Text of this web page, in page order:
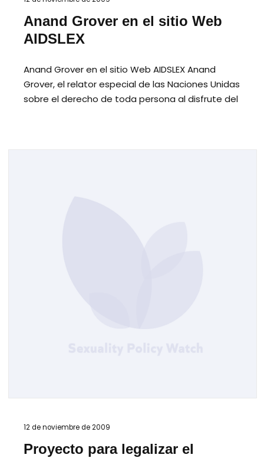
Anand Grover en el sitio Web
AIDSLEX
Anand Grover en el sitio Web AIDSLEX Anand
Grover, el relator especial de las Naciones Unidas
sobre el derecho de toda persona al disfrute del
12 de noviembre de 2009
Proyecto para legalizar el